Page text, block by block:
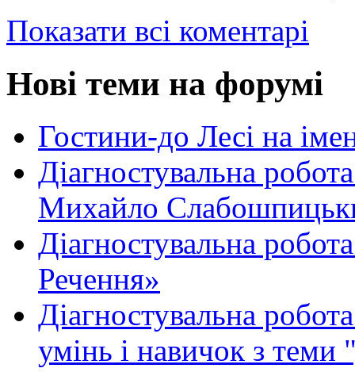
Показати всі коментарі
Нові теми на форумі
Гостини-до Лесі на
Діагностувальна
Михайло
Діагностувальна
Речення»
Діагностувальна
умінь і навичок з теми